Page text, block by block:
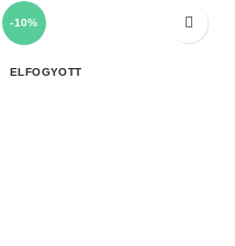
-10%
ELFOGYOTT